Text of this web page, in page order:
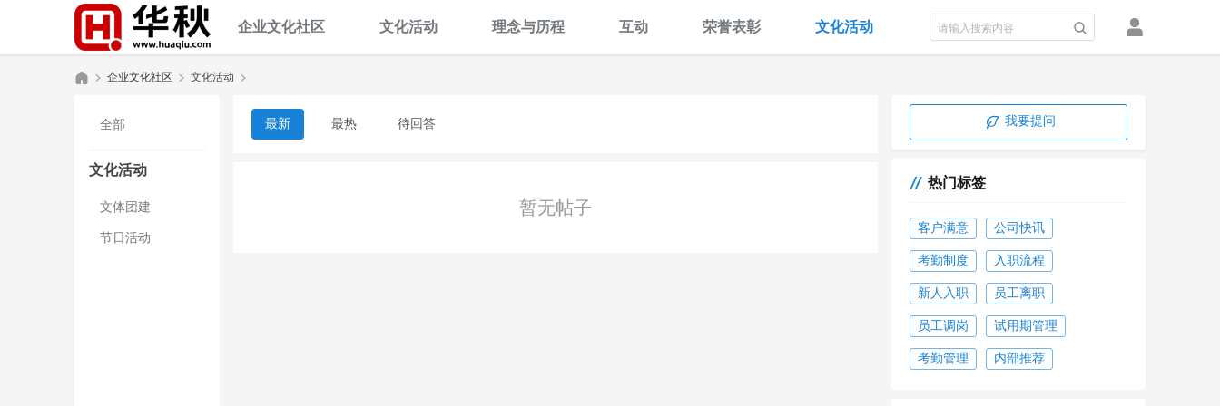
企业文化社区 文化活动 理念与历程 互动 荣誉表彰 文化活动
企业文化社区 文化活动
全部
文化活动
文体团建
节日活动
我要提问
热门标签
客户满意 公司快讯
考勤制度 入职流程
新人入职 员工离职
员工调岗 试用期管理
考勤管理 内部推荐
最新 最热 待回答
暂无帖子